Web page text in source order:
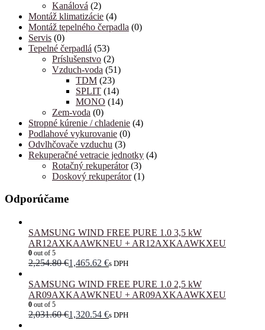
Kanálová (2)
Montáž klimatizácie (4)
Montáž tepelného čerpadla (0)
Servis (0)
Tepelné čerpadlá (53)
Príslušenstvo (2)
Vzduch-voda (51)
TDM (23)
SPLIT (14)
MONO (14)
Zem-voda (0)
Stropné kúrenie / chladenie (4)
Podlahové vykurovanie (0)
Odvlhčovače vzduchu (3)
Rekuperačné vetracie jednotky (4)
Rotačný rekuperátor(3)
Doskový rekuperátor(1)
Odporúčame
SAMSUNG WIND FREE PURE 1.0 3,5 kW
AR12AXKAAWKNEU + AR12AXKAAWKXEU
0 out of 5
2,254.80€1,465.62 €s DPH
SAMSUNG WIND FREE PURE 1.0 2,5 kW
AR09AXKAAWKNEU + AR09AXKAAWKXEU
0 out of 5
2,031.60€1,320.54 €s DPH